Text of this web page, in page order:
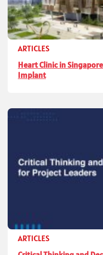
ARTICLES
Heart Clinic in
Implant
ARTICLES